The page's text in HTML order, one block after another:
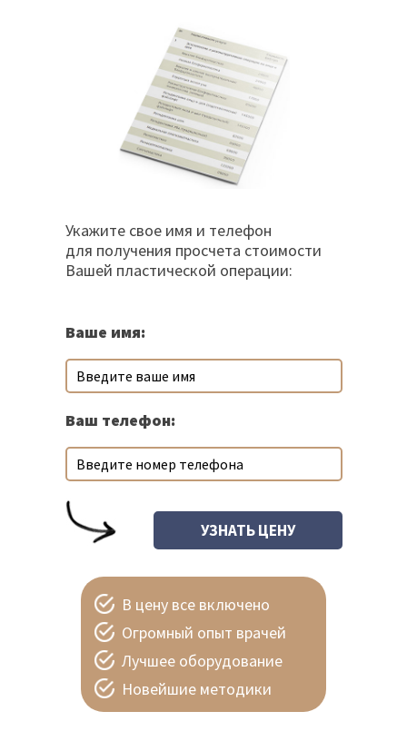
Укажите свое имя и телефон
для получения просчета стоимости
Вашей пластической операции:
Ваше имя:
Ваш телефон:
В цену все включено
Огромный опыт врачей
Лучшее оборудование
Новейшие методики